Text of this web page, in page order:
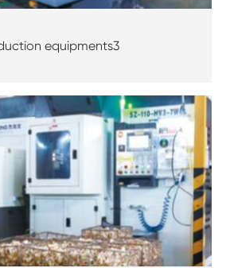
equipments3